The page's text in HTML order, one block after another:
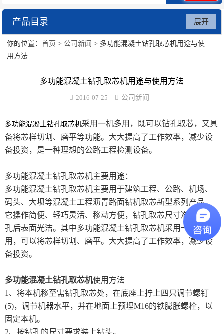
产品目录
水泥砂浆类试验仪器
陶瓷砖系列
建筑节能类试验仪器
塑料管材检测试验机
展开
你的位置：首页 > 公司新闻 > 多功能混凝土钻孔取芯机用途与使
用方法
多功能混凝土钻孔取芯机用途与使用方法
2016-07-25 公司新闻
多功能混凝土钻孔取芯机采用一机多用，既可以钻孔取芯，又具
备将芯样切割、磨平等功能。大大提高了工作效率，减少设
备投资，是一种理想的公路工程检测设备。
多功能混凝土钻孔取芯机主要用途：
多功能混凝土钻孔取芯机主要用于建筑工程、公路、机场、
码头、大坝等混凝土工程沥青路面钻机取芯新型系列产品。
它操作简便、轻巧灵活、移动方便，钻孔取芯尺寸准确，钻
孔后表面光洁。其中多功能混凝土钻孔取芯机采用一机多
用，可以将芯样切割、磨平。大大提高了工作效率，减少设
备投资。
多功能混凝土钻孔取芯机使用方法
1、将本机移至需钻孔取芯处，在底座上拧上四只调节螺钉
(5)，调节机器水平，并在地面上预埋M16的铁膨胀螺栓，以
固定本机。
2、按钻孔的尺寸要求装上钻头。